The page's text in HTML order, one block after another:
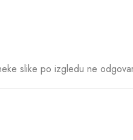
slike po izgledu ne